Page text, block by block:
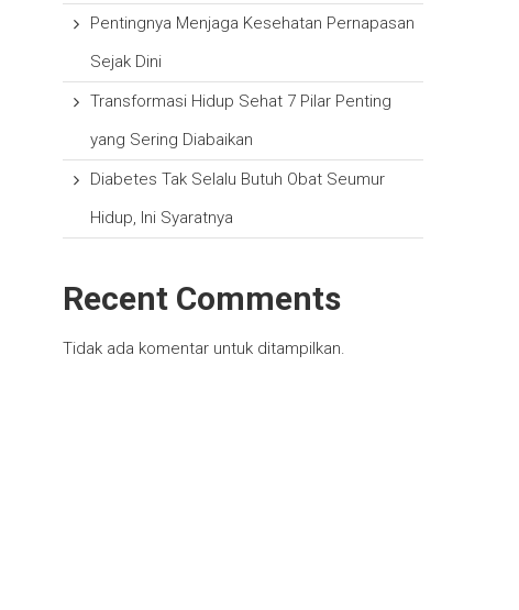
Pentingnya Menjaga Kesehatan Pernapasan
Sejak Dini
Transformasi Hidup Sehat 7 Pilar Penting
yang Sering Diabaikan
Diabetes Tak Selalu Butuh Obat Seumur
Hidup, Ini Syaratnya
Recent Comments
Tidak ada komentar untuk ditampilkan.